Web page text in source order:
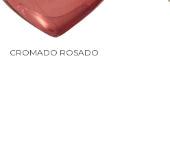
CROMADO ROSADO